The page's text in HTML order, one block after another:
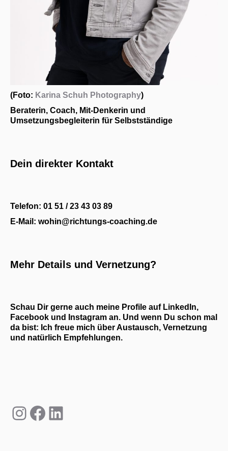
(Foto: Karina Schuh Photography)
Beraterin, Coach, Mit-Denkerin und
Umsetzungsbegleiterin für Selbstständige
Dein direkter Kontakt
Telefon: 01 51 / 23 43 03 89
E-Mail: wohin@richtungs-coaching.de
Mehr Details und Vernetzung?
Schau Dir gerne auch meine Profile auf LinkedIn,
Facebook und Instagram an. Und wenn Du schon mal
da bist: Ich freue mich über Austausch, Vernetzung
und natürlich Empfehlungen.
Instagram
Facebook
LinkedIn